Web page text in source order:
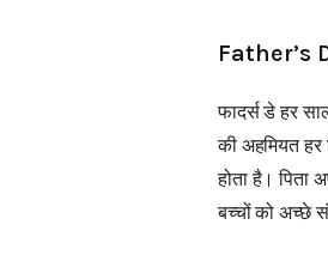
Father’s
फादर्स डे हर
की अहमियत हर
होता है। पिता
बच्चों को अच्छे